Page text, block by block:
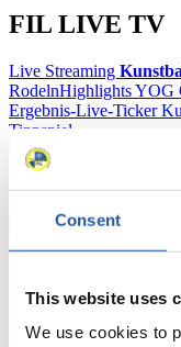
Consent
This website uses
We use cookies to
FIL LIVE TV
Live Streaming
RodelnHighlights YOG
Ergebnis-Live-Ticker
Tippspiel
Naturbahn
Zielgruppen Anzeigen
Hier finden Sie
haben Zugriff auf